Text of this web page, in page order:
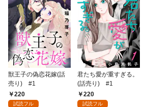
獣王子の偽恋花嫁(話
売り) #1
220
試読フル
君たち愛が重すぎる。
(話売り) #1
220
試読フル